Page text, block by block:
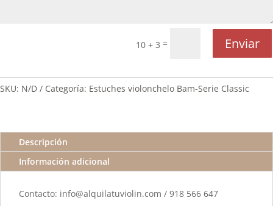
10 + 3 = Enviar
SKU: N/D Categoría: Estuches violonchelo Bam-Serie Classic
Descripción
Información adicional
Contacto: info@alquilatuviolin.com / 918 566 647